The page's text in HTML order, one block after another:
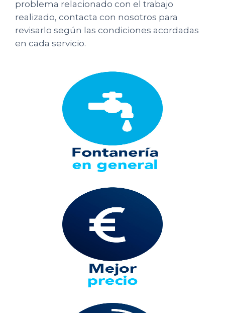
problema relacionado con el trabajo
realizado, contacta con nosotros para
revisarlo según las condiciones acordadas
en cada servicio.